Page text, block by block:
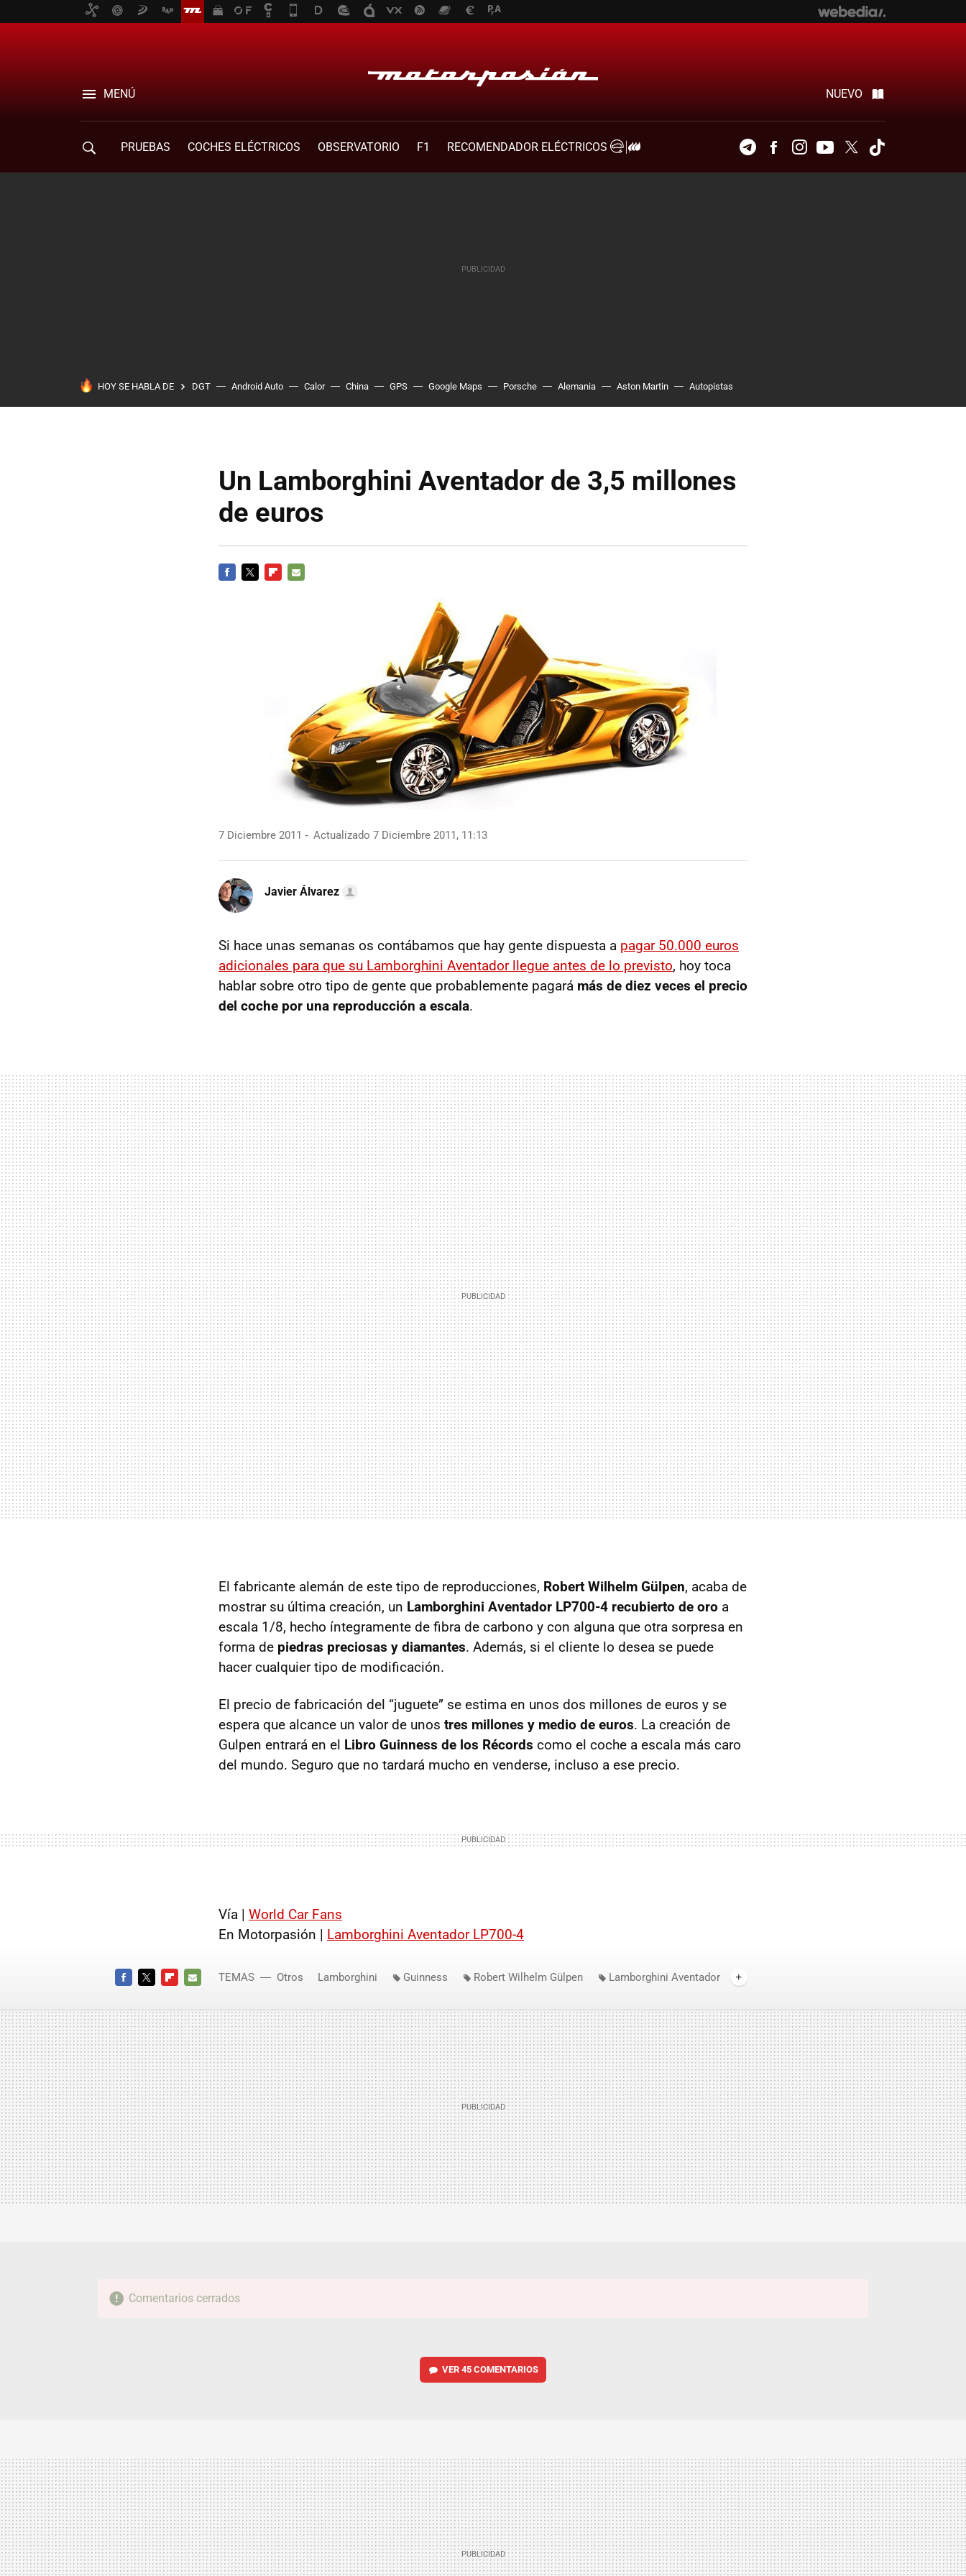
MENÚ NUEVO
PRUEBAS COCHES ELÉCTRICOS OBSERVATORIO F1
RECOMENDADOR ELÉCTRICOS
TelegramFacebookInstagramYoutubeTwitter
HOY SE HABLA DE DGT Android Auto Calor China GPS Google Maps Porsche Alemania Aston Martin Autopistas
Un Lamborghini Aventador de 3,5 millones
de euros
7 Diciembre 2011 Actualizado 7 Diciembre 2011, 11:13
Javier Álvarez
Si hace unas semanas os contábamos que hay gente dispuesta a pagar 50.000 euros
adicionales para que su Lamborghini Aventador llegue antes de lo previsto, hoy toca
hablar sobre otro tipo de gente que probablemente pagará más de diez veces el precio
del coche por una reproducción a escala.
El fabricante alemán de este tipo de reproducciones, Robert Wilhelm Gülpen, acaba de
mostrar su última creación, un Lamborghini Aventador LP700-4 recubierto de oro a
escala 1/8, hecho íntegramente de fibra de carbono y con alguna que otra sorpresa en
forma de piedras preciosas y diamantes. Además, si el cliente lo desea se puede
hacer cualquier tipo de modificación.
El precio de fabricación del “juguete” se estima en unos dos millones de euros y se
espera que alcance un valor de unos tres millones y medio de euros. La creación de
Gulpen entrará en el Libro Guinness de los Récords como el coche a escala más caro
del mundo. Seguro que no tardará mucho en venderse, incluso a ese precio.
Vía | World Car Fans
En Motorpasión | Lamborghini Aventador LP700-4
MAIL
TEMAS Otros Lamborghini Guinness Robert Wilhelm Gülpen Lamborghini Aventador
Comentarios cerrados
VER 45 COMENTARIOS